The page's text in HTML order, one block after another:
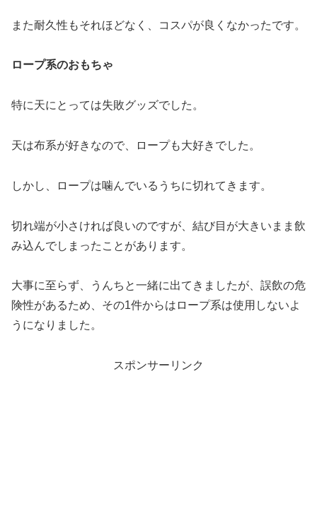
また耐久性もそれほどなく、コスパが良くなかったです。
ロープ系のおもちゃ
特に天にとっては失敗グッズでした。
天は布系が好きなので、ロープも大好きでした。
しかし、ロープは噛んでいるうちに切れてきます。
切れ端が小さければ良いのですが、結び目が大きいまま飲
み込んでしまったことがあります。
大事に至らず、うんちと一緒に出てきましたが、誤飲の危
険性があるため、その1件からはロープ系は使用しないよ
うになりました。
スポンサーリンク